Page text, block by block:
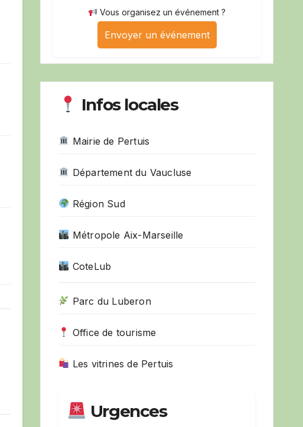
Vous organisez un événement ?
Envoyer un événement
Infos locales
Mairie de Pertuis
Département du Vaucluse
Région Sud
Métropole Aix-Marseille
CoteLub
Parc du Luberon
Office de tourisme
Les vitrines de Pertuis
Urgences